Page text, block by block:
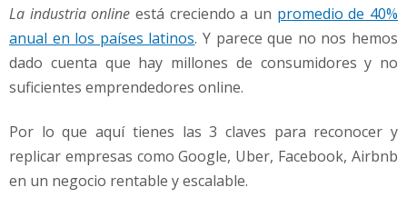
p
e
d
e
e
l
La industria online está creciendo a un promedio de 40%
anual en los países latinos. Y parece que no nos hemos
dado cuenta que hay millones de consumidores y no
suficientes emprendedores online.
Por lo que aquí tienes las 3 claves para reconocer y
replicar empresas como Google, Uber, Facebook, Airbnb
en un negocio rentable y escalable.